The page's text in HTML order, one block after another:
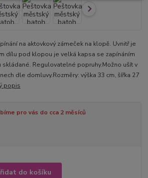
na aktovkový zámeček na klopě. Uvnitř je
dílu pod klopou je velká kapsa se zapínáním
skládané. Regulovatelné popruhy.Možno ušít v
dle domluvy.Rozměry: výška 33 cm, šířka 27
popis
pro vás do cca 2 měsíců
do košíku